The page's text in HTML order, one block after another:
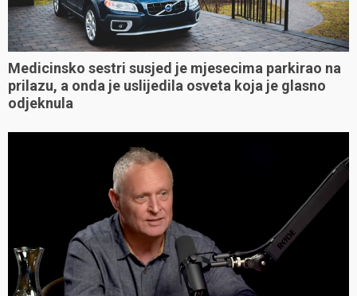
Medicinsko sestri susjed je mjesecima parkirao na
prilazu, a onda je uslijedila osveta koja je glasno
odjeknula